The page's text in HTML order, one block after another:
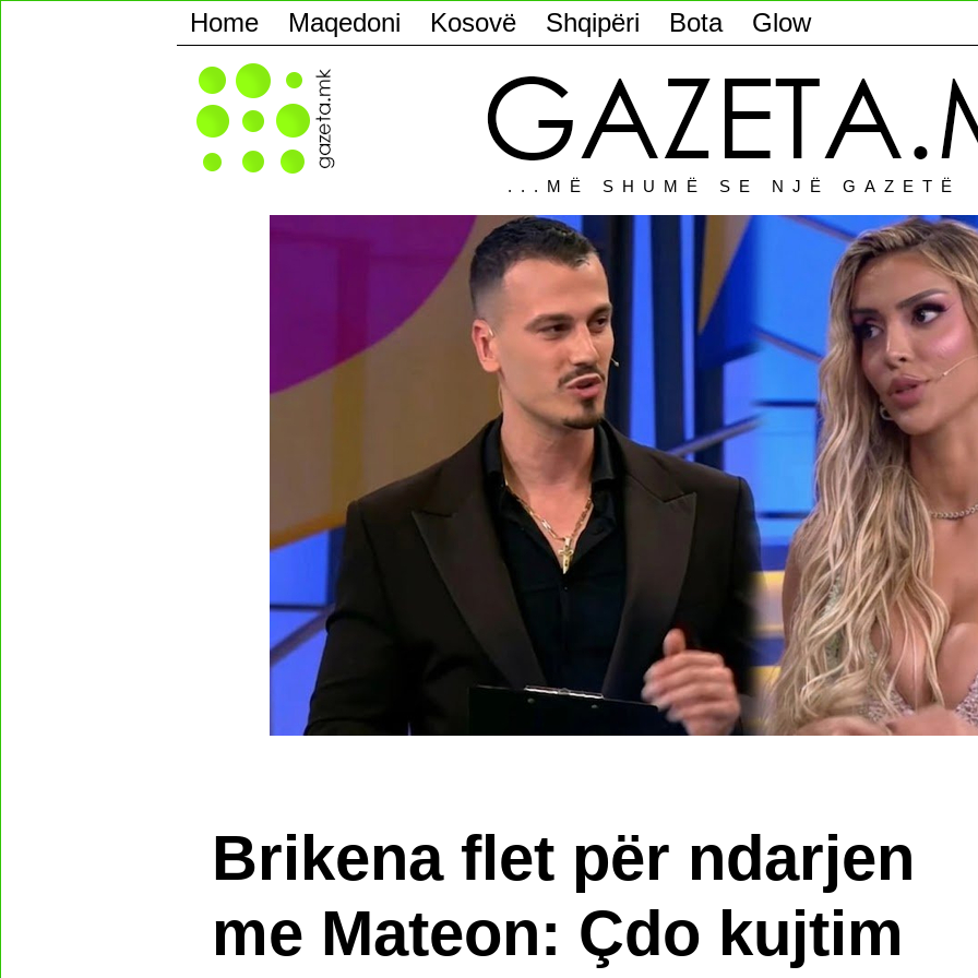
Home Maqedoni Kosovë Shqipëri Bota Glow
...MË SHUMË SE NJË GAZETË
Brikena flet për ndarjen
me Mateon: Çdo kujtim